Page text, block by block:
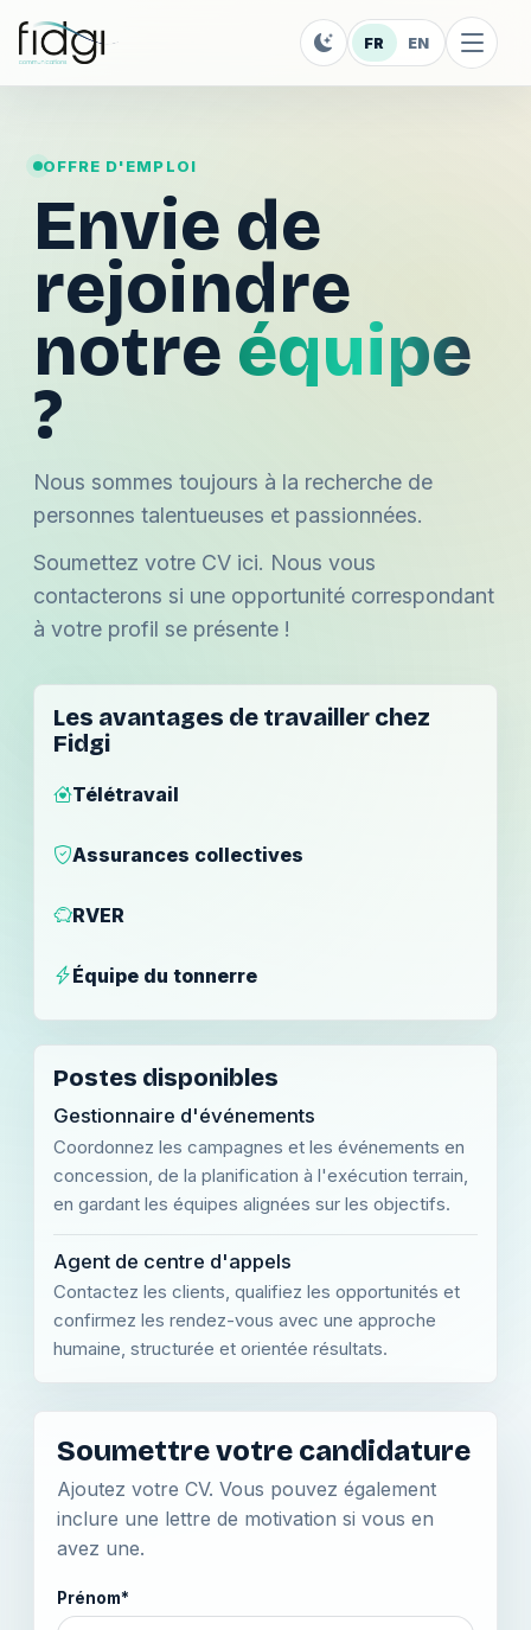
FR EN
OFFRE D'EMPLOI
Envie de
rejoindre
notre équipe
?
Nous sommes toujours à la recherche de
personnes talentueuses et passionnées.
Soumettez votre CV ici. Nous vous
contacterons si une opportunité correspondant
à votre profil se présente !
Les avantages de travailler chez
Fidgi
Télétravail
Assurances collectives
RVER
Équipe du tonnerre
Postes disponibles
Gestionnaire d'événements
Coordonnez les campagnes et les événements en
concession, de la planification à l'exécution terrain,
en gardant les équipes alignées sur les objectifs.
Agent de centre d'appels
Contactez les clients, qualifiez les opportunités et
confirmez les rendez-vous avec une approche
humaine, structurée et orientée résultats.
Soumettre votre candidature
Ajoutez votre CV. Vous pouvez également
inclure une lettre de motivation si vous en
avez une.
Prénom*